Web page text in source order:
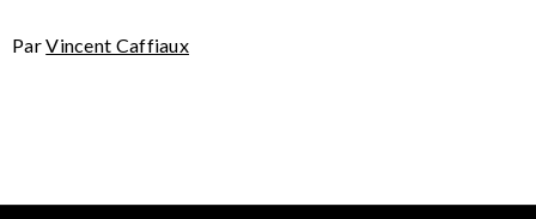
ParVincent Caffiaux